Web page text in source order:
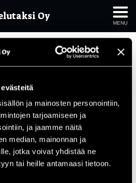
ja mainosten personointiin,
tarjoamiseen ja
ja jaamme näitä
median, mainonnan ja
jotka voivat yhdistää ne
tai heille antamaasi tietoon.
Oy
MENU
FI-transparent